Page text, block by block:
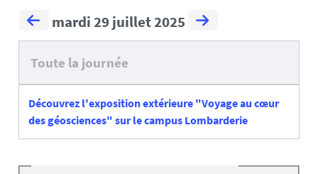
mardi 29 juillet 2025
Toute la journée
Découvrez l'exposition extérieure "Voyage au cœur
des géosciences" sur le campus Lombarderie